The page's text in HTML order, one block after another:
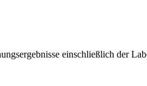
einschließlich der